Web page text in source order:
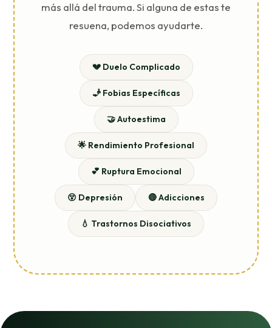
más allá del trauma. Si alguna de estas te
resuena, podemos ayudarte.
💔 Duelo Complicado
🧞 Fobias Específicas
🤝 Autoestima
🌟 Rendimiento Profesional
💕 Ruptura Emocional
😵 Depresión 🔴 Adicciones
💧 Trastornos Disociativos